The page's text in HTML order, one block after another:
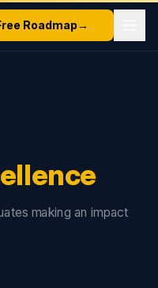
Roadmap→
making an impact